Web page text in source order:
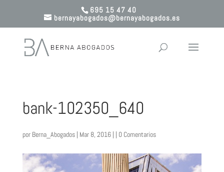
695 15 47 40
bernayabogados@bernayabogados.es
bank-102350_640
por Berna_Abogados| Mar 8, 2016 | | 0 Comentarios